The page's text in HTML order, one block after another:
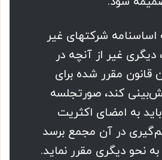
اساسنامه شرکتهای غیر
غیر از آنچه در
این قانون مقرر شده برای
کند، صورتجلسه
به امضای اکثریت
در آن مجمع برسد
نحو دیگری مقرر نماید.